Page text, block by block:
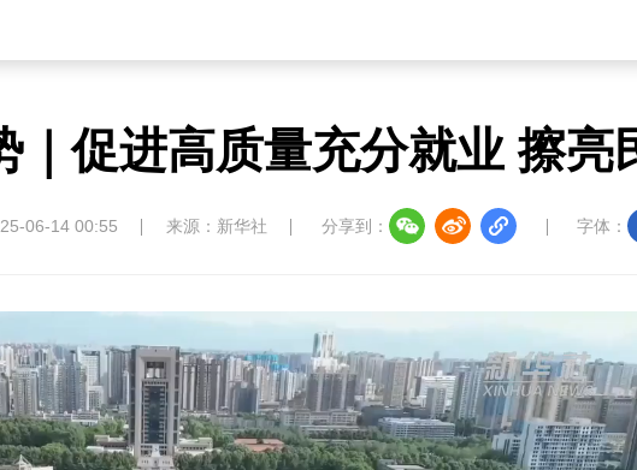
｜促进高质量充分就业 擦亮
06-14 00:55 来源：新华社 分享到： 字体：